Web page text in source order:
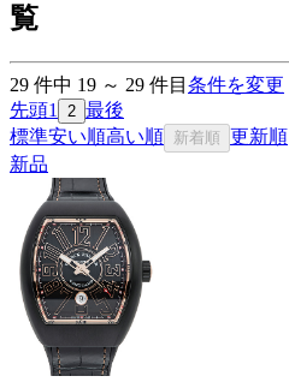
覧
29 件中 19 ～ 29 件目 条件を変更
先頭1 2 最後
標準安い順高い順 新着順 更新順
新品